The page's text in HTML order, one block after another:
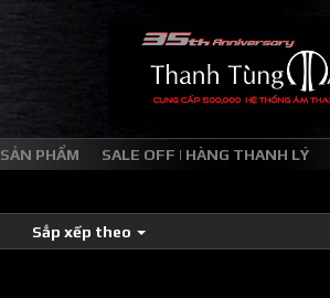
SẢN PHẨM SALE OFF | HÀNG THANH LÝ
Sắp xếp theo